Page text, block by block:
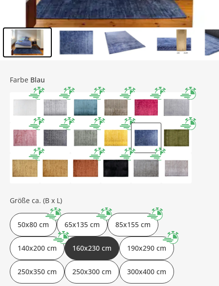
Farbe Blau
Größe ca. (B x L)
50x80 cm 65x135 cm 85x155 cm
140x200 cm 160x230 cm 190x290 cm
250x350 cm 250x300 cm 300x400 cm